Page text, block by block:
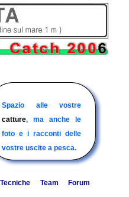
Tecniche Team Forum
Spazio alle vostre
catture, ma anche le
foto e i racconti delle
vostre uscite a pesca.
Il sito delle barche e
degli equipaggi di
pesca d'altura italiani..
Pesci e tecniche di
pesca, consigli utili per
chi pesca dalla barca e
non ..
Il Forum di Discussione
sulla pesca in mare
dalla barca.